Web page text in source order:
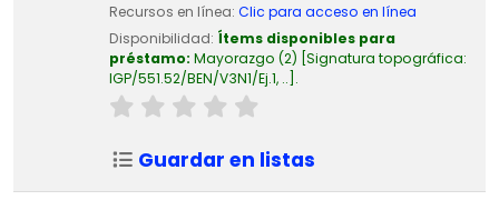
Recursos en línea: Clic para acceso en línea
Disponibilidad: Ítems disponibles para
préstamo: Mayorazgo (2) Signatura topográfica:
IGP/551.52/BEN/V3N1/Ej.1, .. .
Guardar en listas